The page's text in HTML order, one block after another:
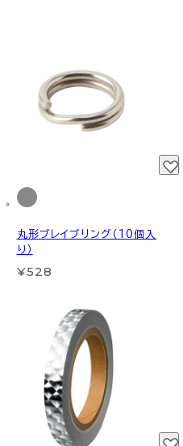
丸形ブレイブリング（10個入
り）
¥528